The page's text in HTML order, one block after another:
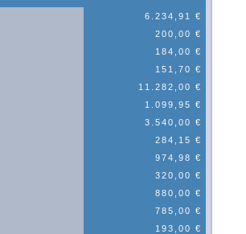
6.234,91 €
200,00 €
184,00 €
151,70 €
11.282,00 €
1.099,95 €
3.540,00 €
284,15 €
974,98 €
320,00 €
880,00 €
785,00 €
193,00 €